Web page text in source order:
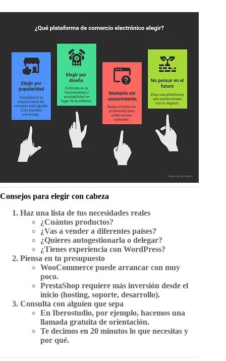
Consejos para elegir con cabeza
Haz una lista de tus necesidades reales
¿Cuántos productos?
¿Vas a vender a diferentes países?
¿Quieres autogestionarla o delegar?
¿Tienes experiencia con WordPress?
Piensa en tu presupuesto
WooCommerce puede arrancar con muy
poco.
PrestaShop requiere más inversión desde el
inicio (hosting, soporte, desarrollo).
Consulta con alguien que sepa
En Iberostudio, por ejemplo, hacemos una
llamada gratuita de orientación.
Te decimos en 20 minutos lo que necesitas y
por qué.